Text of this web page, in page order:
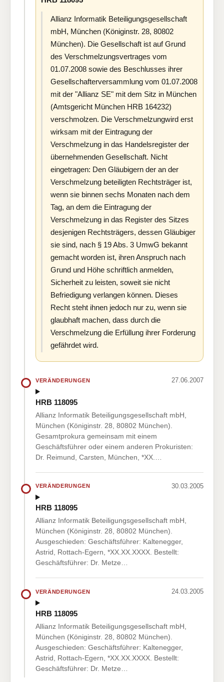
Allianz Informatik Beteiligungsgesellschaft
mbH, München (Königinstr. 28, 80802
München). Die Gesellschaft ist auf Grund
des Verschmelzungsvertrages vom
01.07.2008 sowie des Beschlusses ihrer
Gesellschafterversammlung vom 01.07.2008
mit der "Allianz SE" mit dem Sitz in München
(Amtsgericht München HRB 164232)
verschmolzen. Die Verschmelzungwird erst
wirksam mit der Eintragung der
Verschmelzung in das Handelsregister der
übernehmenden Gesellschaft. Nicht
eingetragen: Den Gläubigern der an der
Verschmelzung beteiligten Rechtsträger ist,
wenn sie binnen sechs Monaten nach dem
Tag, an dem die Eintragung der
Verschmelzung in das Register des Sitzes
desjenigen Rechtsträgers, dessen Gläubiger
sie sind, nach § 19 Abs. 3 UmwG bekannt
gemacht worden ist, ihren Anspruch nach
Grund und Höhe schriftlich anmelden,
Sicherheit zu leisten, soweit sie nicht
Befriedigung verlangen können. Dieses
Recht steht ihnen jedoch nur zu, wenn sie
glaubhaft machen, dass durch die
Verschmelzung die Erfüllung ihrer Forderung
gefährdet wird.
VERÄNDERUNGEN 27.06.2007
HRB 118095
Allianz Informatik Beteiligungsgesellschaft mbH,
München (Königinstr. 28, 80802 München).
Gesamtprokura gemeinsam mit einem
Geschäftsführer oder einem anderen Prokuristen:
Dr. Reimund, Carsten, München, *XX.…
VERÄNDERUNGEN 30.03.2005
HRB 118095
Allianz Informatik Beteiligungsgesellschaft mbH,
München (Königinstr. 28, 80802 München).
Ausgeschieden: Geschäftsführer: Kaltenegger,
Astrid, Rottach-Egern, *XX.XX.XXXX. Bestellt:
Geschäftsführer: Dr. Metze…
VERÄNDERUNGEN 24.03.2005
HRB 118095
Allianz Informatik Beteiligungsgesellschaft mbH,
München (Königinstr. 28, 80802 München).
Ausgeschieden: Geschäftsführer: Kaltenegger,
Astrid, Rottach-Egern, *XX.XX.XXXX. Bestellt:
Geschäftsführer: Dr. Metze…